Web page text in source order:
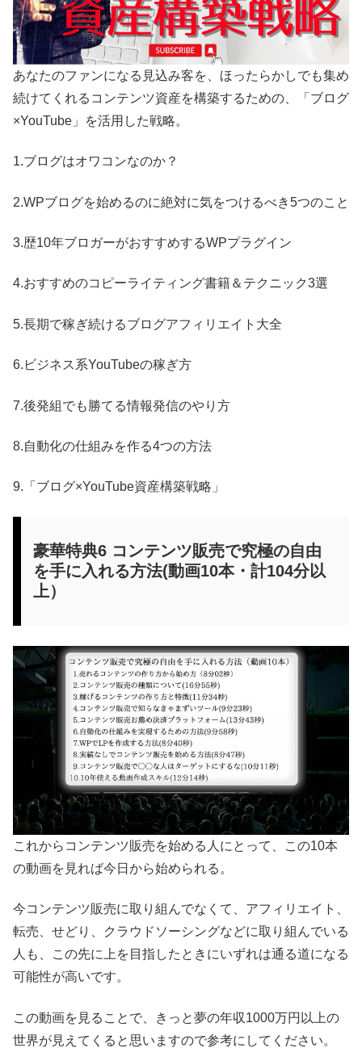
あなたのファンになる見込み客を、ほったらかしでも集め
続けてくれるコンテンツ資産を構築するための、「ブログ
×YouTube」を活用した戦略。
1.ブログはオワコンなのか？
2.WPブログを始めるのに絶対に気をつけるべき5つのこと
3.歴10年ブロガーがおすすめするWPプラグイン
4.おすすめのコピーライティング書籍＆テクニック3選
5.長期で稼ぎ続けるブログアフィリエイト大全
6.ビジネス系YouTubeの稼ぎ方
7.後発組でも勝てる情報発信のやり方
8.自動化の仕組みを作る4つの方法
9.「ブログ×YouTube資産構築戦略」
豪華特典6 コンテンツ販売で究極の自由
を手に入れる方法(動画10本・計104分以
上）
これからコンテンツ販売を始める人にとって、この10本
の動画を見れば今日から始められる。
今コンテンツ販売に取り組んでなくて、アフィリエイト、
転売、せどり、クラウドソーシングなどに取り組んでいる
人も、この先に上を目指したときにいずれは通る道になる
可能性が高いです。
この動画を見ることで、きっと夢の年収1000万円以上の
世界が見えてくると思いますので参考にしてください。